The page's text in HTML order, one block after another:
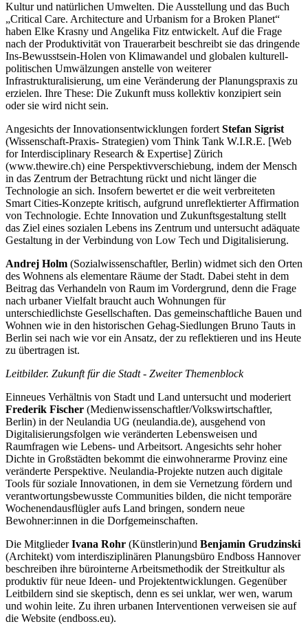
Kultur und natürlichen Umwelten. Die Ausstellung und das Buch
„Critical Care. Architecture and Urbanism for a Broken Planet“
haben Elke Krasny und Angelika Fitz entwickelt. Auf die Frage
nach der Produktivität von Trauerarbeit beschreibt sie das dringende
Ins-Bewusstsein-Holen von Klimawandel und globalen kulturell-
politischen Umwälzungen anstelle von weiterer
Infrastrukturalisierung, um eine Veränderung der Planungspraxis zu
erzielen. Ihre These: Die Zukunft muss kollektiv konzipiert sein
oder sie wird nicht sein.
Angesichts der Innovationsentwicklungen fordertStefan Sigrist
(Wissenschaft-Praxis- Strategien) vom Think Tank W.I.R.E. [Web
for Interdisciplinary Research & Expertise] Zürich
(www.thewire.ch) eine Perspektivverschiebung, indem der Mensch
in das Zentrum der Betrachtung rückt und nicht länger die
Technologie an sich. Insofern bewertet er die weit verbreiteten
Smart Cities-Konzepte kritisch, aufgrund unreflektierter Affirmation
von Technologie. Echte Innovation und Zukunftsgestaltung stellt
das Ziel eines sozialen Lebens ins Zentrum und untersucht adäquate
Gestaltung in der Verbindung von Low Tech und Digitalisierung.
Andrej Holm (Sozialwissenschaftler, Berlin) widmet sich den Orten
des Wohnens als elementare Räume der Stadt. Dabei steht in dem
Beitrag das Verhandeln von Raum im Vordergrund, denn die Frage
nach urbaner Vielfalt braucht auch Wohnungen für
unterschiedlichste Gesellschaften. Das gemeinschaftliche Bauen und
Wohnen wie in den historischen Gehag-Siedlungen Bruno Tauts in
Berlin sei nach wie vor ein Ansatz, der zu reflektieren und ins Heute
zu übertragen ist.
Leitbilder. Zukunft für die Stadt - Zweiter Themenblock
Einneues Verhältnis von Stadt und Land untersucht und moderiert
Frederik Fischer (Medienwissenschaftler/Volkswirtschaftler,
Berlin) in der Neulandia UG (neulandia.de), ausgehend von
Digitalisierungsfolgen wie veränderten Lebensweisen und
Raumfragen wie Lebens- und Arbeitsort. Angesichts sehr hoher
Dichte in Großstädten bekommt die einwohnerarme Provinz eine
veränderte Perspektive. Neulandia-Projekte nutzen auch digitale
Tools für soziale Innovationen, in dem sie Vernetzung fördern und
verantwortungsbewusste Communities bilden, die nicht temporäre
Wochenendausflügler aufs Land bringen, sondern neue
Bewohner:innen in die Dorfgemeinschaften.
Die MitgliederIvana Rohr (Künstlerin)und Benjamin Grudzinski
(Architekt) vom interdisziplinären Planungsbüro Endboss Hannover
beschreiben ihre bürointerne Arbeitsmethodik der Streitkultur als
produktiv für neue Ideen- und Projektentwicklungen. Gegenüber
Leitbildern sind sie skeptisch, denn es sei unklar, wer wen, warum
und wohin leite. Zu ihren urbanen Interventionen verweisen sie auf
die Website (endboss.eu).